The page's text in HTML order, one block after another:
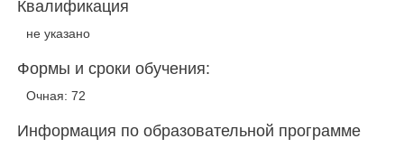
Квалификация
не указано
Формы и сроки обучения:
Очная: 72
Информация по образовательной программе